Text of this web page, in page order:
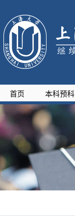
首页 本科预科